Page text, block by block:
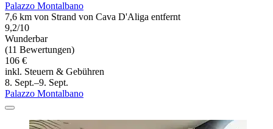
Palazzo Montalbano
7,6 km von Strand von Cava D'Aliga entfernt
9,2/10
Wunderbar
(11 Bewertungen)
106 €
inkl. Steuern & Gebühren
8. Sept.–9. Sept.
Palazzo Montalbano